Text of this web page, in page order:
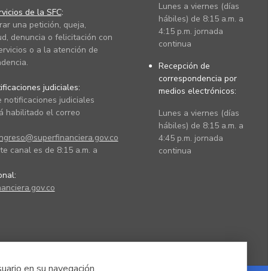
de la SFC:
una petición, queja,
denuncia o felicitación con
o a la atención de
judiciales:
notificaciones judiciales
habilitado el correo
canal es de 8:15 a.m. a
Lunes a viernes (días
hábiles) de 8:15 a.m. a
4:15 p.m. jornada
continua
Recepción de
correspondencia por
medios electrónicos:
Lunes a viernes (días
hábiles) de 8:15 a.m. a
4:45 p.m. jornada
continua